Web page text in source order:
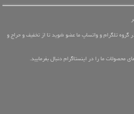
تلگرام و واتساپ ما عضو شوید تا از تخفیف و حراج و
ما را در اینستاگرام دنبال بفرمایید.